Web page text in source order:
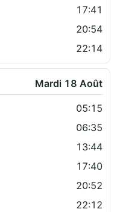
17:41
20:54
22:14
Mardi 18 Août
05:15
06:35
13:44
17:40
20:52
22:12